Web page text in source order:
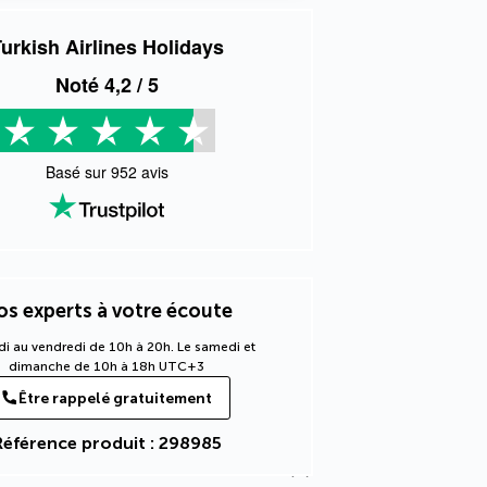
Airlines Holidays
Noté4,2/ 5
Basé sur 952 avis
experts à votre écoute
au vendredi de 10h à 20h. Le samedi et
dimanche de 10h à 18h UTC+3
Être rappelé gratuitement
produit : 298985